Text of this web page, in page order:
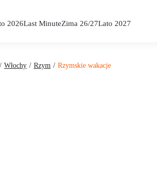
2026Last MinuteZima 26/27Lato 2027
Włochy Rzym Rzymskie wakacje